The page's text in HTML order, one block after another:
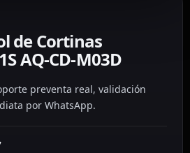
de Cortinas
AQ-CD-M03D
preventa real, validación
por WhatsApp.